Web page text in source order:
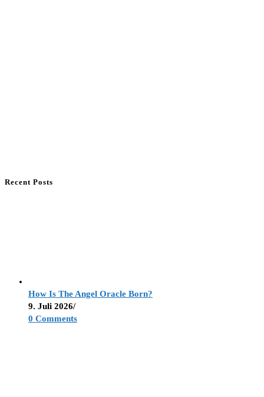
Recent Posts
How Is The Angel Oracle Born?
9. Juli 2026/
0 Comments